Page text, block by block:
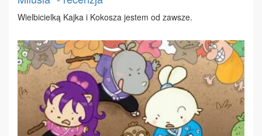
Wiel­bi­ciel­ką Kaj­ka i Ko­ko­sza je­stem od za­wsze.